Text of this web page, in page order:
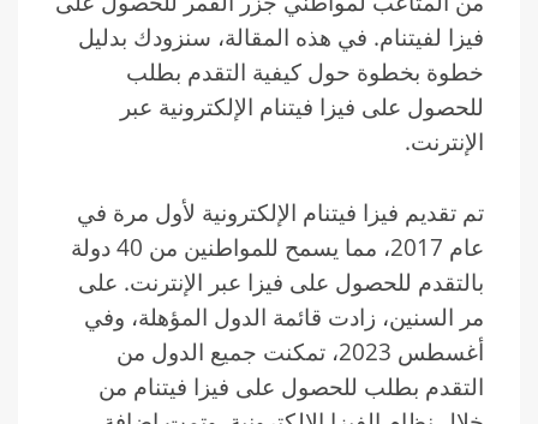
فيزا لفيتنام. في هذه المقالة، سنزودك بدليل
خطوة بخطوة حول كيفية التقدم بطلب
للحصول على فيزا فيتنام الإلكترونية عبر
الإنترنت.
تم تقديم فيزا فيتنام الإلكترونية لأول مرة في
عام 2017، مما يسمح للمواطنين من 40 دولة
بالتقدم للحصول على فيزا عبر الإنترنت. على
مر السنين، زادت قائمة الدول المؤهلة، وفي
أغسطس 2023، تمكنت جميع الدول من
التقدم بطلب للحصول على فيزا فيتنام من